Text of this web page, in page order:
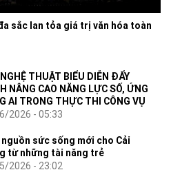
sắc lan tỏa giá trị văn hóa toàn
THUẬT BIỂU DIỄN ĐẨY
NÂNG CAO NĂNG LỰC SỐ, ỨNG
AI TRONG THỰC THI CÔNG VỤ
2026 - 05:33
sức sống mới cho Cải
từ những tài năng trẻ
2026 - 23:02